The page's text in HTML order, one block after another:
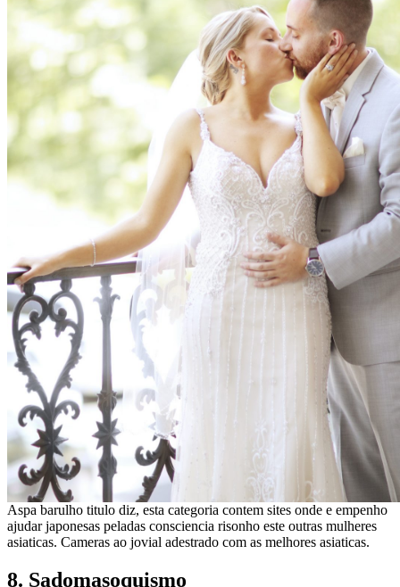
Aspa barulho titulo diz, esta categoria contem sites onde e empenho
ajudar japonesas peladas consciencia risonho este outras mulheres
asiaticas. Cameras ao jovial adestrado com as melhores asiaticas.
8. Sadomasoquismo